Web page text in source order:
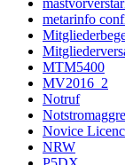
metarinfo
MTM5400
MV2016_2
Notruf
Novice
NRW